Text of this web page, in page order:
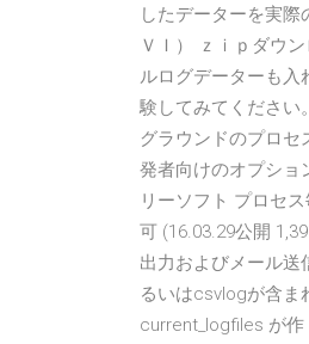
したデーターを実
ＶＩ） ｚｉｐダウ
ルログデーターも入
験してみてください
グラウンドのプロ
発者向けのオプショ
リーソフト プロセ
可 (16.03.29公開
出力およびメール送
るいはcsvlogが含ま
current_logfiles が